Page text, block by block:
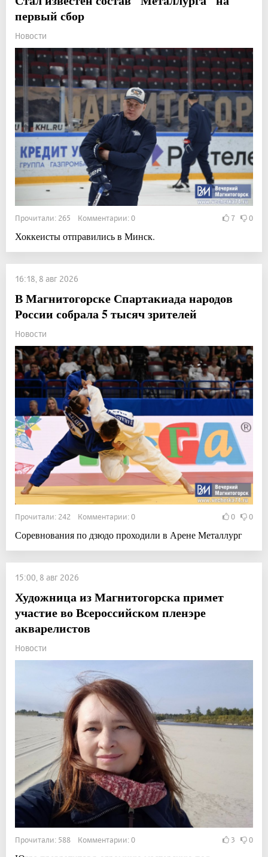
первый сбор
Новости
Прочитали: 265 Комментарии: 0 7 0
Хоккеисты отправились в Минск.
16:18, 8 авг 2026
В Магнитогорске Спартакиада народов
России собрала 5 тысяч зрителей
Новости
Прочитали: 242 Комментарии: 0 0 0
Соревнования по дзюдо проходили в Арене Металлург
15:00, 8 авг 2026
Художница из Магнитогорска примет
участие во Всероссийском пленэре
акварелистов
Новости
Прочитали: 588 Комментарии: 0 3 0